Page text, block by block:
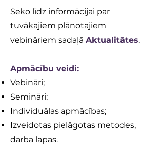
Seko līdz informācijai par
tuvākajiem plānotajiem
vebināriem sadaļā Aktualitātes.
Apmācību veidi:
Vebināri;
Semināri;
Individuālas apmācības;
Izveidotas pielāgotas metodes,
darba lapas.